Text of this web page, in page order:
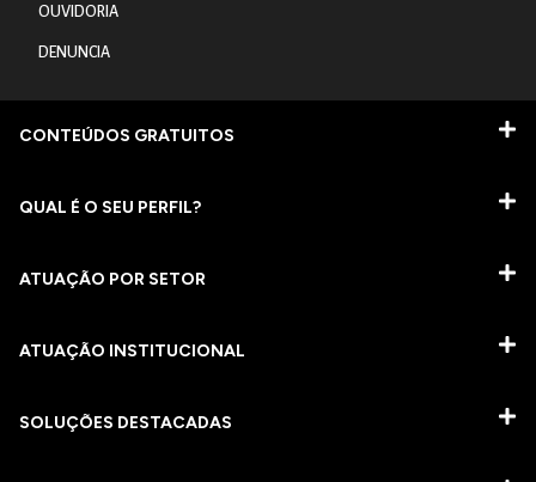
OUVIDORIA
DENUNCIA
CONTEÚDOS GRATUITOS
QUAL É O SEU PERFIL?
ATUAÇÃO POR SETOR
ATUAÇÃO INSTITUCIONAL
SOLUÇÕES DESTACADAS